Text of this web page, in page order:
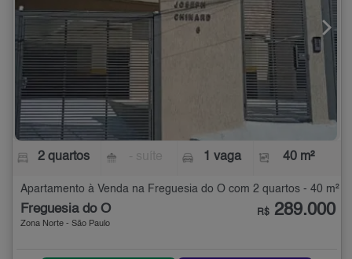
2 quartos 1 vaga 40 m²
Apartamento à Venda na Freguesia do Ó com 2 quartos - 40 m²
Freguesia do Ó
Zona Norte - São Paulo
R$ 289.000